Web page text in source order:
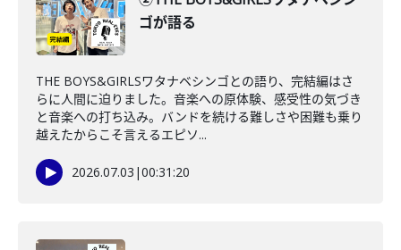
ゴが語る
THE BOYS&GIRLSワタナベシンゴとの語り、完結編はさ
らに人間に迫りました。音楽への原体験、感受性の気づき
と音楽への打ち込み。バンドを続ける難しさや困難も乗り
越えたからこそ言えるエピソ...
2026.07.03 |00:31:20